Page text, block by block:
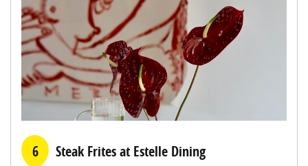
6 Steak Frites at Estelle Dining